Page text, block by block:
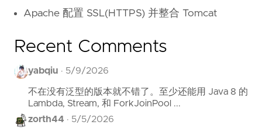
Apache 配置 SSL(HTTPS) 并整合 Tomcat
Recent Comments
yabqiu · 5/9/2026
不在没有泛型的版本就不错了。至少还能用 Java 8 的
Lambda, Stream, 和 ForkJoinPool ...
zorth44 · 5/5/2026